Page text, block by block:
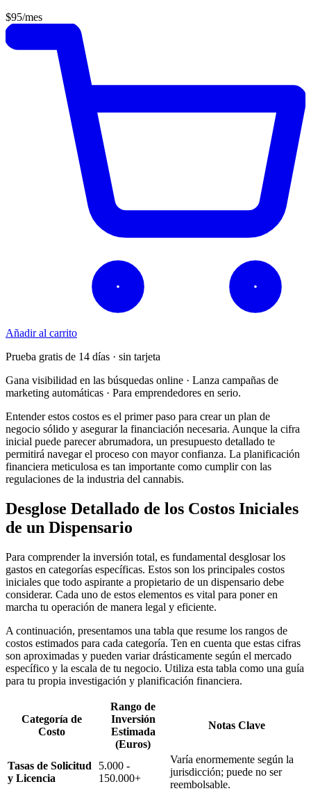
$95/mes
Añadir al carrito
Prueba gratis de 14 días · sin tarjeta
Gana visibilidad en las búsquedas online · Lanza campañas de
marketing automáticas · Para emprendedores en serio.
Entender estos costos es el primer paso para crear un plan de
negocio sólido y asegurar la financiación necesaria. Aunque la cifra
inicial puede parecer abrumadora, un presupuesto detallado te
permitirá navegar el proceso con mayor confianza. La planificación
financiera meticulosa es tan importante como cumplir con las
regulaciones de la industria del cannabis.
Desglose Detallado de los Costos Iniciales
de un Dispensario
Para comprender la inversión total, es fundamental desglosar los
gastos en categorías específicas. Estos son los principales costos
iniciales que todo aspirante a propietario de un dispensario debe
considerar. Cada uno de estos elementos es vital para poner en
marcha tu operación de manera legal y eficiente.
A continuación, presentamos una tabla que resume los rangos de
costos estimados para cada categoría. Ten en cuenta que estas cifras
son aproximadas y pueden variar drásticamente según el mercado
específico y la escala de tu negocio. Utiliza esta tabla como una guía
para tu propia investigación y planificación financiera.
Categoría de
Costo
Rango de
Inversión
Estimada
(Euros)
Notas Clave
Tasas de Solicitud
y Licencia
5.000 -
150.000+
Varía enormemente según la
jurisdicción; puede no ser
reembolsable.